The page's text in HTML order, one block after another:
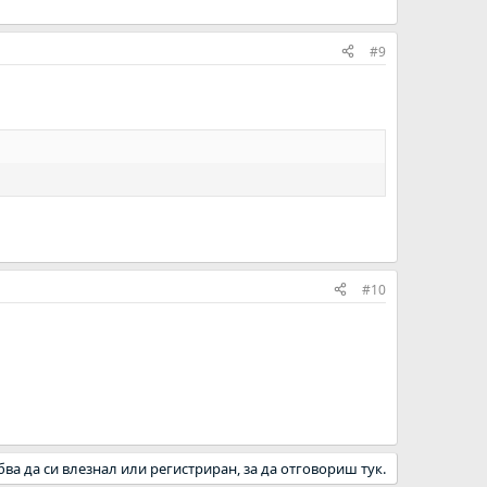
#9
#10
да си влезнал или регистриран, за да отговориш тук.